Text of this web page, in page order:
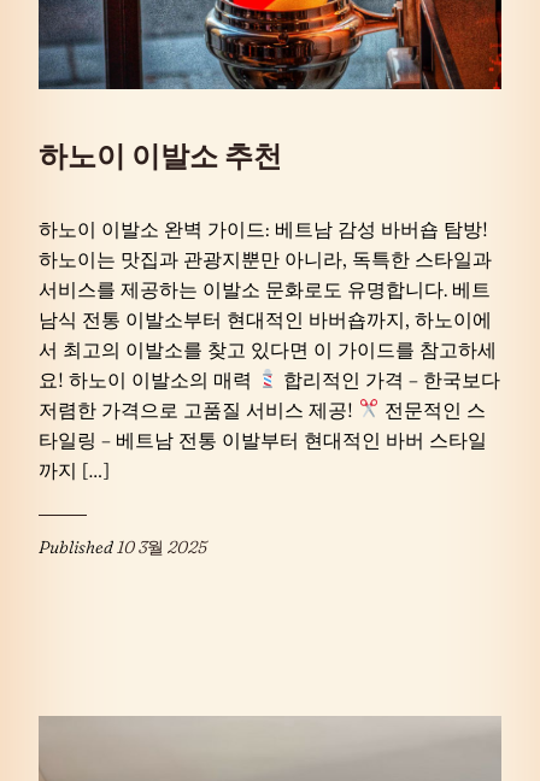
하노이 이발소 추천
하노이 이발소 완벽 가이드: 베트남 감성 바버숍 탐방!
하노이는 맛집과 관광지뿐만 아니라, 독특한 스타일과
서비스를 제공하는 이발소 문화로도 유명합니다. 베트
남식 전통 이발소부터 현대적인 바버숍까지, 하노이에
서 최고의 이발소를 찾고 있다면 이 가이드를 참고하세
요! 하노이 이발소의 매력
합리적인 가격 – 한국보다
저렴한 가격으로 고품질 서비스 제공!
전문적인 스
타일링 – 베트남 전통 이발부터 현대적인 바버 스타일
까지 […]
Published 10 3월 2025